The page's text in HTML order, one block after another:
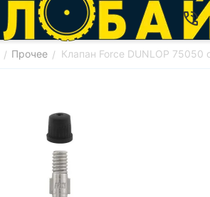
/ Прочее / Клапан Force DUNLOP